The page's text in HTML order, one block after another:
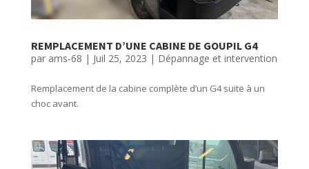
REMPLACEMENT D’UNE CABINE DE GOUPIL G4
par ams-68 | Juil 25, 2023 | Dépannage et intervention
Remplacement de la cabine complète d’un G4 suite à un
choc avant.